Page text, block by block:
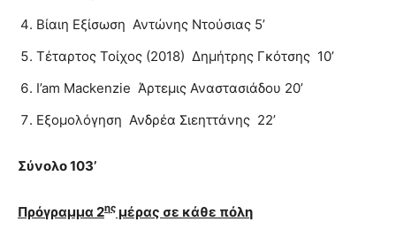
Βίαιη Εξίσωση Αντώνης Ντούσιας 5’
Τέταρτος Τοίχος (2018) Δημήτρης Γκότσης 10’
I’am Mackenzie Άρτεμις Αναστασιάδου 20’
Εξομολόγηση Ανδρέα Σιεηττάνης 22’
Σύνολο 103’
Πρόγραμμα 2ης μέρας σε κάθε πόλη